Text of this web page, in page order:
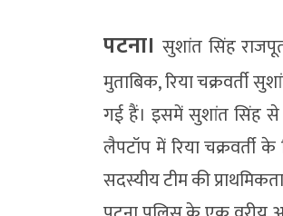
पटना। सुशांत सिंह
मुताबिक, रिया चक्रवर्ती
गई हैं। इसमें सुशांत सिंह से
लैपटॉप में रिया
सदस्यीय टीम की